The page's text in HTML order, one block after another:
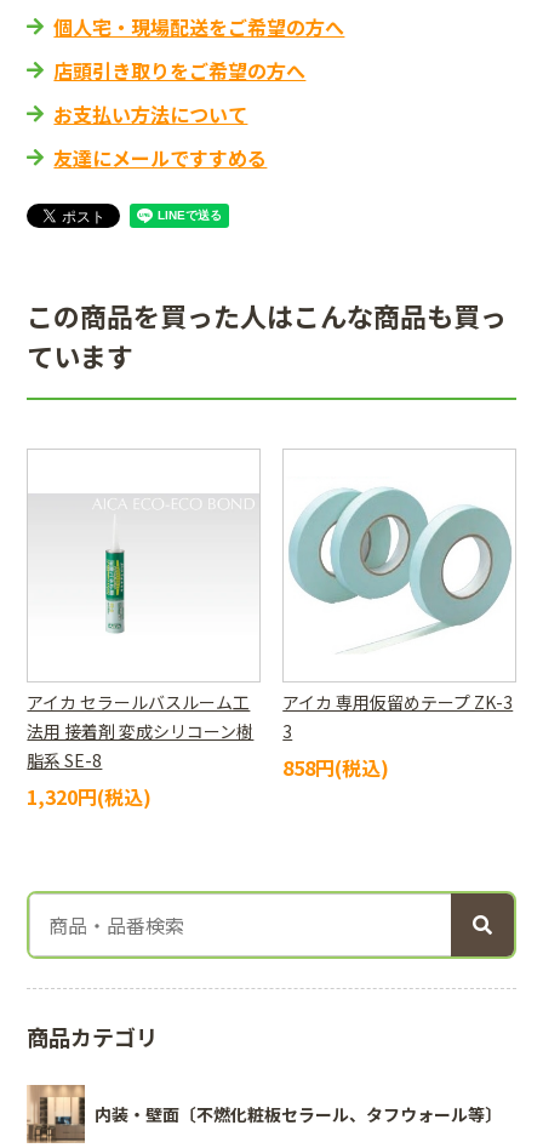
個人宅・現場配送をご希望の方へ
店頭引き取りをご希望の方へ
お支払い方法について
友達にメールですすめる
この商品を買った人はこんな商品も買っ
ています
アイカ セラールバスルーム工
法用 接着剤 変成シリコーン樹
脂系 SE-8
1,320円(税込)
アイカ 専用仮留めテープ ZK-3
3
858円(税込)
商品カテゴリ
内装・壁面〔不燃化粧板セラール、タフウォール等〕